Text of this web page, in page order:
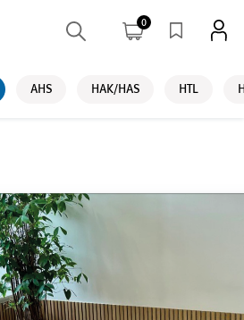
0
AHS HAK/HAS HTL